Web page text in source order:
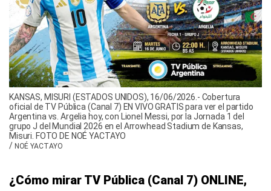
KANSAS, MISURI (ESTADOS UNIDOS), 16/06/2026.- Cobertura
oficial de TV Pública (Canal 7) EN VIVO GRATIS para ver el partido
Argentina vs. Argelia hoy, con Lionel Messi, por la Jornada 1 del
grupo J del Mundial 2026 en el Arrowhead Stadium de Kansas,
Misuri. FOTO DE NOÉ YACTAYO
/ NOÉ YACTAYO
¿Cómo mirar TV Pública (Canal 7) ONLINE,